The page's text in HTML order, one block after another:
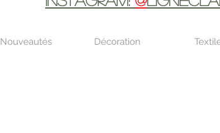
Nouveautés Décoration